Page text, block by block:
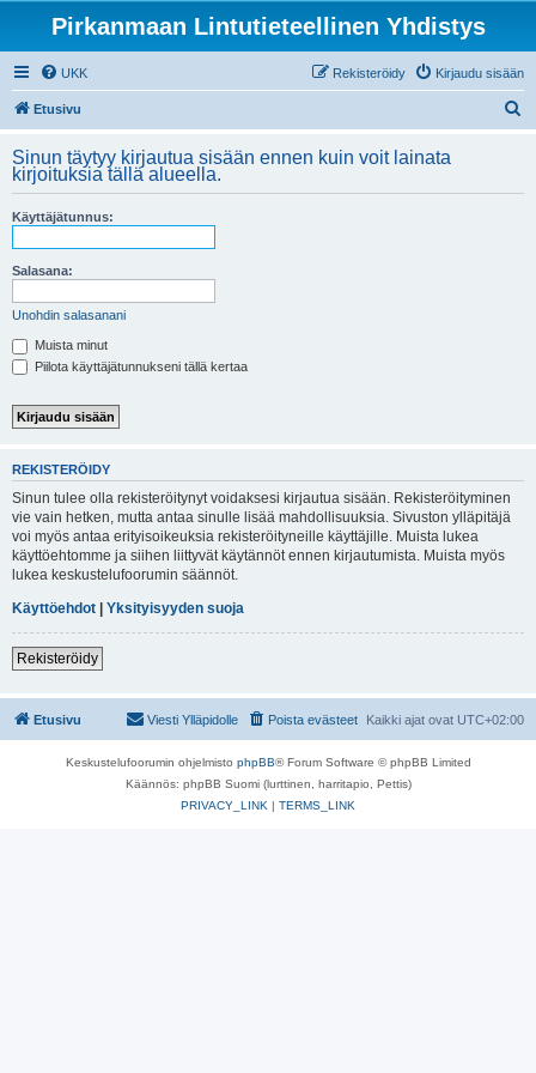
Pirkanmaan Lintutieteellinen Yhdistys
UKK Kirjaudu sisään
Rekisteröidy
Etusivu
i
Sinun täytyy kirjautua sisään ennen kuin voit lainata
kirjoituksia tällä alueella.
Käyttäjätunnus:
Salasana:
Unohdin salasanani
Muista minut
Piilota käyttäjätunnukseni tällä kertaa
REKISTERÖIDY
Sinun tulee olla rekisteröitynyt voidaksesi kirjautua sisään. Rekisteröityminen
vie vain hetken, mutta antaa sinulle lisää mahdollisuuksia. Sivuston ylläpitäjä
voi myös antaa erityisoikeuksia rekisteröityneille käyttäjille. Muista lukea
käyttöehtomme ja siihen liittyvät käytännöt ennen kirjautumista. Muista myös
lukea keskustelufoorumin säännöt.
Käyttöehdot | Yksityisyyden suoja
Rekisteröidy
Etusivu Kaikki ajat ovat UTC+02:00
Poista evästeet
Viesti Ylläpidolle
Keskustelufoorumin ohjelmisto phpBB® Forum Software © phpBB Limited
Käännös: phpBB Suomi (lurttinen, harritapio, Pettis)
PRIVACY_LINK | TERMS_LINK